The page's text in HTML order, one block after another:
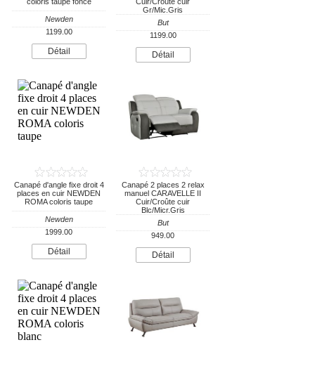
Newden
1199.00
Détail
Gr/Mic.Gris
But
1199.00
Détail
Canapé d'angle fixe droit 4
places en cuir NEWDEN
ROMA coloris taupe
Newden
1999.00
Détail
Canapé 2 places 2 relax
manuel CARAVELLE II
Cuir/Croûte cuir
Blc/Micr.Gris
But
949.00
Détail